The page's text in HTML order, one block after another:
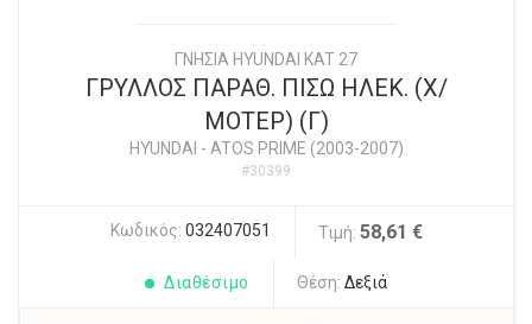
ΓΝΗΣΙΑ HYUNDAI KAT 27
ΓΡΥΛΛΟΣ ΠΑΡΑΘ. ΠΙΣΩ ΗΛΕΚ. (Χ/
ΜΟΤΕΡ) (Γ)
HYUNDAI - ATOS PRIME (2003-2007)
#30399
Κωδικός: 032407051 Τιμή: 58,61 €
Διαθέσιμο Θέση: Δεξιά